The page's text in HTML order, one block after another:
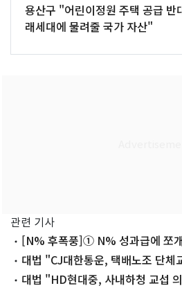
용산구 "어린이정원 주택 공급
래세대에 물려줄 국가 자산"
관련 기사
[N% 후폭풍]① N% 성과급에 쪼
됐다대법 "CJ대한통운, 택배노조 단
기환송
대법 "HD현대중, 사내하청 교섭